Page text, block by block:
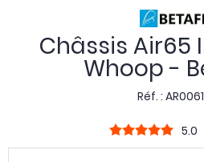
Châssis Air65
Whoop -
Réf. :
5.0